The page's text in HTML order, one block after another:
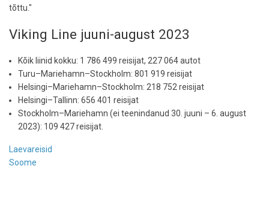
tõttu."
Viking Line juuni-august 2023
Kõik liinid kokku: 1 786 499 reisijat, 227 064 autot
Turu–Mariehamn–Stockholm: 801 919 reisijat
Helsingi–Mariehamn–Stockholm: 218 752 reisijat
Helsingi–Tallinn: 656 401 reisijat
Stockholm–Mariehamn (ei teenindanud 30. juuni – 6. august
2023): 109 427 reisijat.
Laevareisid
Soome